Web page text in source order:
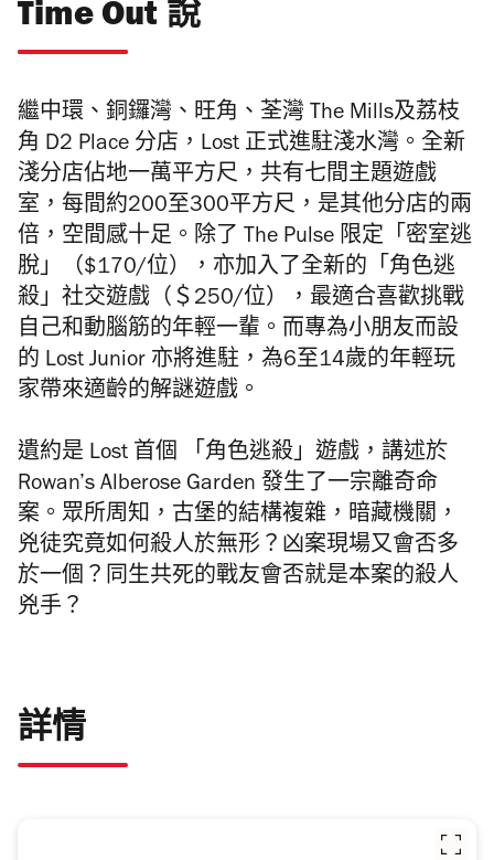
Time Out 說
繼中環、銅鑼灣、旺角、荃灣 The Mills及荔枝
角 D2 Place 分店，Lost 正式進駐淺水灣。全新
淺分店佔地一萬平方尺，共有七間主題遊戲
室，每間約200至300平方尺，是其他分店的兩
倍，空間感十足。除了 The Pulse 限定「密室逃
脫」（$170/位），亦加入了全新的「角色逃
殺」社交遊戲（＄250/位），最適合喜歡挑戰
自己和動腦筋的年輕一輩。而專為小朋友而設
的 Lost Junior 亦將進駐，為6至14歲的年輕玩
家帶來適齡的解謎遊戲。
遺約是 Lost 首個 「角色逃殺」遊戲，講述於
Rowan’s Alberose Garden 發生了一宗離奇命
案。眾所周知，古堡的結構複雜，暗藏機關，
兇徒究竟如何殺人於無形？凶案現場又會否多
於一個？同生共死的戰友會否就是本案的殺人
兇手？
詳情